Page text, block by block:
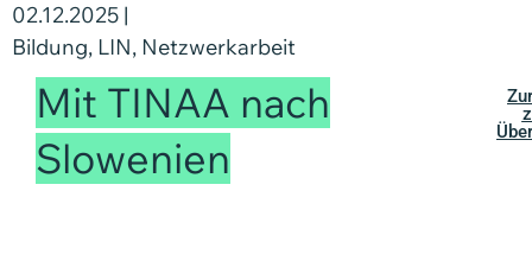
02.12.2025 |
Bildung, LIN, Netzwerkarbeit
Mit TINAA nach
Slowenien